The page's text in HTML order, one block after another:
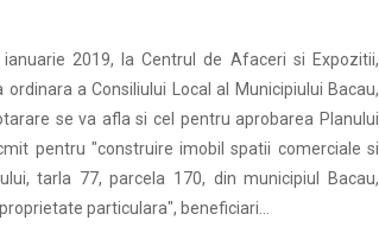
ianuarie 2019, la Centrul de Afaceri si Expozitii,
a Consiliului Local al Municipiului Bacau,
se va afla si cel pentru aprobarea Planului
pentru "construire imobil spatii comerciale si
tarla 77, parcela 170, din municipiul Bacau,
particulara", beneficiari...